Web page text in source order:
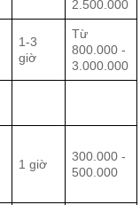
2.500.000
1-3
giờ
Từ
800.000 -
3.000.000
1 giờ
300.000 -
500.000